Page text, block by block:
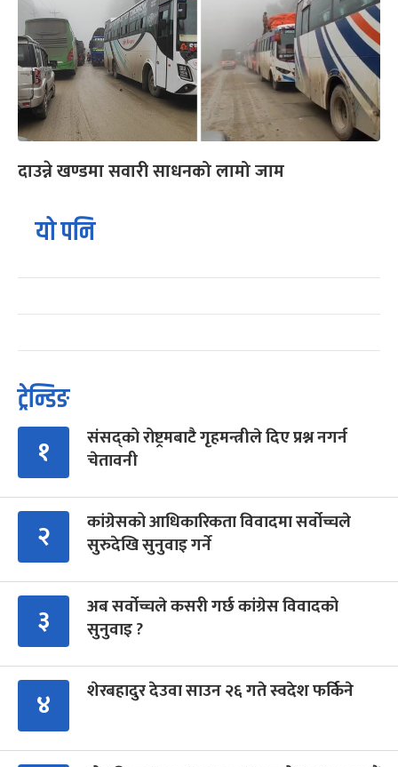
दाउन्ने खण्डमा सवारी साधनको लामो जाम
यो पनि
ट्रेन्डिङ
१
संसद्को रोष्ट्रमबाटै गृहमन्त्रीले दिए प्रश्न नगर्न
चेतावनी
२
कांग्रेसको आधिकारिकता विवादमा सर्वोच्चले
सुरुदेखि सुनुवाइ गर्ने
३
अब सर्वोच्चले कसरी गर्छ कांग्रेस विवादको
सुनुवाइ ?
४ शेरबहादुर देउवा साउन २६ गते स्वदेश फर्किने